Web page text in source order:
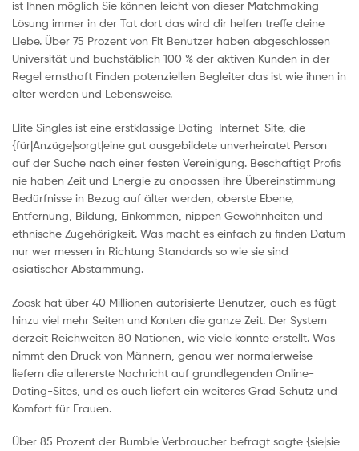
ist Ihnen möglich Sie können leicht von dieser Matchmaking
Lösung immer in der Tat dort das wird dir helfen treffe deine
Liebe. Über 75 Prozent von Fit Benutzer haben abgeschlossen
Universität und buchstäblich 100 % der aktiven Kunden in der
Regel ernsthaft Finden potenziellen Begleiter das ist wie ihnen in
älter werden und Lebensweise.
Elite Singles ist eine erstklassige Dating-Internet-Site, die
{für|Anzüge|sorgt|eine gut ausgebildete unverheiratet Person
auf der Suche nach einer festen Vereinigung. Beschäftigt Profis
nie haben Zeit und Energie zu anpassen ihre Übereinstimmung
Bedürfnisse in Bezug auf älter werden, oberste Ebene,
Entfernung, Bildung, Einkommen, nippen Gewohnheiten und
ethnische Zugehörigkeit. Was macht es einfach zu finden Datum
nur wer messen in Richtung Standards so wie sie sind
asiatischer Abstammung.
Zoosk hat über 40 Millionen autorisierte Benutzer, auch es fügt
hinzu viel mehr Seiten und Konten die ganze Zeit. Der System
derzeit Reichweiten 80 Nationen, wie viele könnte erstellt. Was
nimmt den Druck von Männern, genau wer normalerweise
liefern die allererste Nachricht auf grundlegenden Online-
Dating-Sites, und es auch liefert ein weiteres Grad Schutz und
Komfort für Frauen.
Über 85 Prozent der Bumble Verbraucher befragt sagte {sie|sie